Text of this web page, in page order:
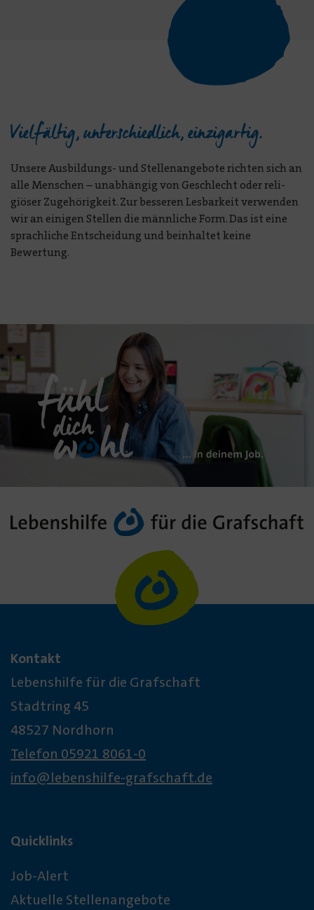
Stories
Vielfältig, unterschiedlich, einzigartig.
Unsere Ausbildungs- und Stellen­angebote richten sich an
alle Menschen – unab­hängig von Ge­schlecht oder reli­
giöser Zuge­hörigkeit. Zur besseren Les­barkeit ver­wenden
wir an einigen Stellen die männ­liche Form. Das ist eine
sprachl­iche Ent­scheidung und be­in­haltet keine
Bewertung.
Kontakt
Lebenshilfe für die Grafschaft
Stadtring 45
48527 Nordhorn
Telefon 05921 8061-0
info@lebenshilfe-grafschaft.de
Quicklinks
Job-Alert
Aktuelle Stellenangebote